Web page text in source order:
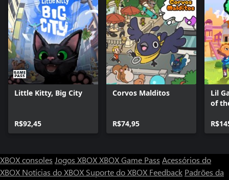
Little Kitty, Big City
R$92,45
Corvos Malditos
R$74,95
Lil
of
XBOX consoles Jogos XBOXXBOX Game Pass Acessórios do
XBOX Notícias do XBOX Suporte do XBOX Feedback Padrões da